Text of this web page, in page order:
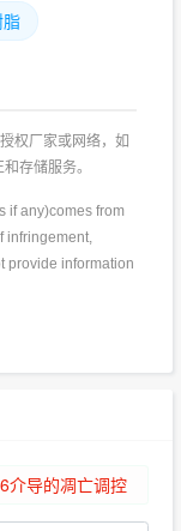
权厂家或网络，如
存储服务。
if any)comes from
infringement,
provide information